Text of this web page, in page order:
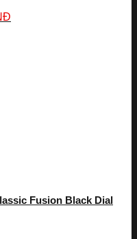
Fusion Black Dial